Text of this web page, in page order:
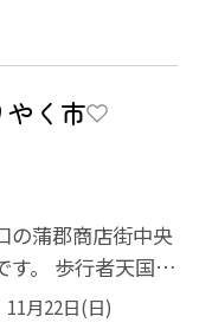
やく市
の蒲郡商店街中央
す。 歩行者天国と
の他に...
月22日(日)